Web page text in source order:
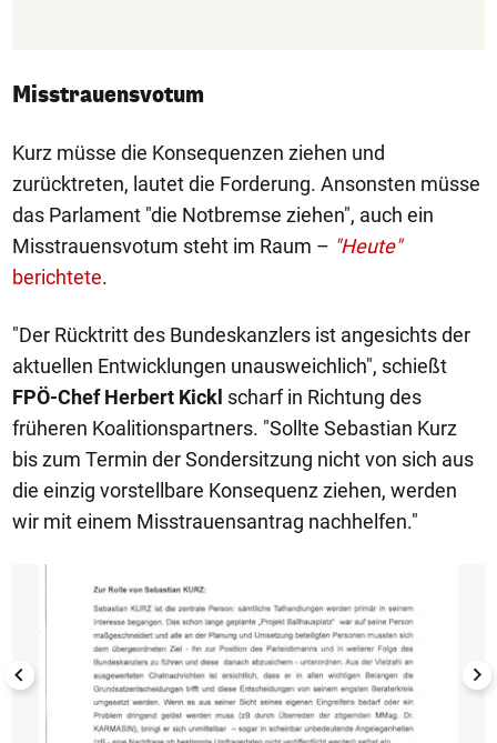
Misstrauensvotum
Kurz müsse die Konsequenzen ziehen und
zurücktreten, lautet die Forderung. Ansonsten müsse
das Parlament "die Notbremse ziehen", auch ein
Misstrauensvotum steht im Raum – "Heute"
berichtete.
"Der Rücktritt des Bundeskanzlers ist angesichts der
aktuellen Entwicklungen unausweichlich", schießt
FPÖ-Chef Herbert Kickl scharf in Richtung des
früheren Koalitionspartners. "Sollte Sebastian Kurz
bis zum Termin der Sondersitzung nicht von sich aus
die einzig vorstellbare Konsequenz ziehen, werden
wir mit einem Misstrauensantrag nachhelfen."
1/7